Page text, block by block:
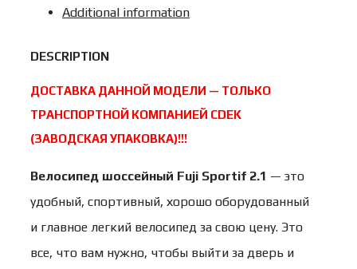
2.1
SL
цвет
серебряный
quantity
Additional information
DESCRIPTION
ДОСТАВКА ДАННОЙ МОДЕЛИ — ТОЛЬКО
ТРАНСПОРТНОЙ КОМПАНИЕЙ CDEK
(ЗАВОДСКАЯ УПАКОВКА)!!!
Велосипед шоссейный Fuji Sportif 2.1 — это
удобный, спортивный, хорошо оборудованный
и главное легкий велосипед за свою цену. Это
все, что вам нужно, чтобы выйти за дверь и